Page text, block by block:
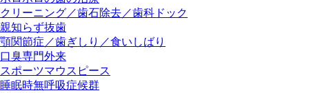
クリーニング／歯石除去／歯科ドック
親知らず抜歯
顎関節症／歯ぎしり／食いしばり
口臭専門外来
スポーツマウスピース
睡眠時無呼吸症候群